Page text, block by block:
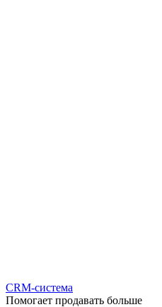
CRM-система
Помогает продавать больше